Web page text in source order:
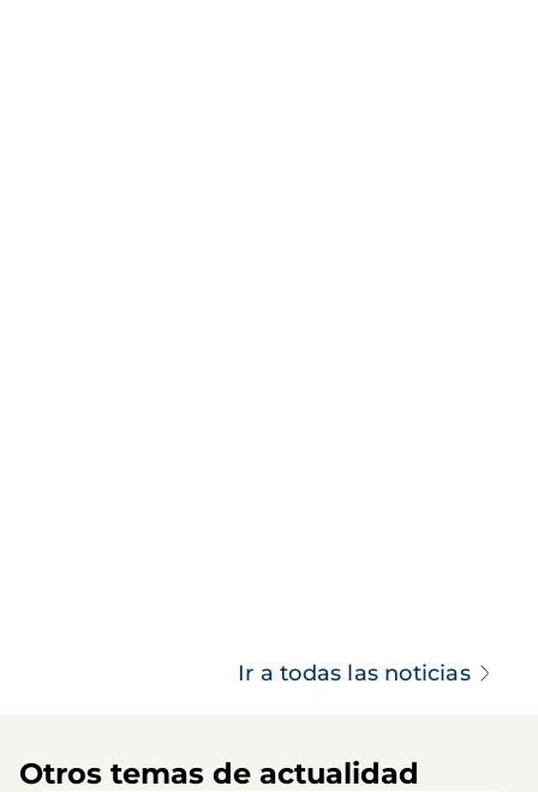
Ir a todas las noticias
Otros temas de actualidad